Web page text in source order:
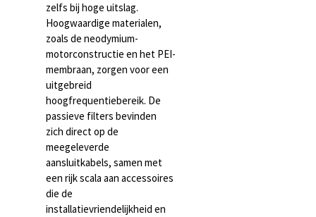
zelfs bij hoge uitslag.
Hoogwaardige materialen,
zoals de neodymium-
motorconstructie en het PEI-
membraan, zorgen voor een
uitgebreid
hoogfrequentiebereik. De
passieve filters bevinden
zich direct op de
meegeleverde
aansluitkabels, samen met
een rijk scala aan accessoires
die de
installatievriendelijkheid en